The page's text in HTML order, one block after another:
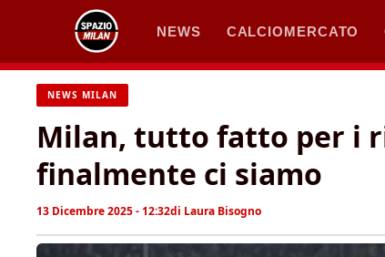
contenuto
NEWS CALCIOMERCATO
NEWS MILAN
Milan, tutto fatto per i
finalmente ci siamo
13 Dicembre 2025 - 12:32di Laura Bisogno